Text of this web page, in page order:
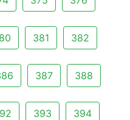
381 382
387 388
393 394